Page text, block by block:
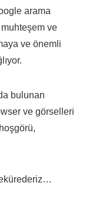
arama
ve
ve önemli
bulunan
ve görselleri